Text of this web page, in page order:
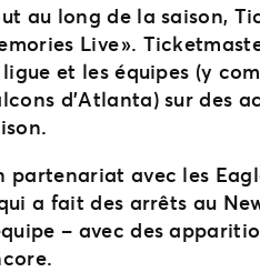
au long de la saison,
Live ».
et les équipes (y
d’Atlanta) sur des
partenariat avec les
a fait des arrêts au
– avec des